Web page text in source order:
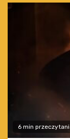
6 min